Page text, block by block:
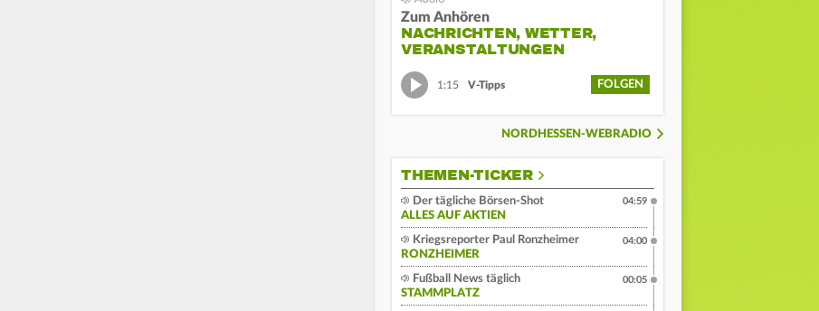
Zum Anhören
NACHRICHTEN, WETTER,
VERANSTALTUNGEN
1:15 V-Tipps FOLGEN
NORDHESSEN-WEBRADIO
THEMEN-TICKER
Der tägliche Börsen-Shot
ALLES AUF AKTIEN
04:59
Kriegsreporter Paul Ronzheimer
RONZHEIMER
04:00
Fußball News täglich
STAMMPLATZ
00:05